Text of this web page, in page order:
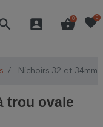
account_box shopping_basket
0 favorite0
Nichoirs 32 et 34mm
trou ovale